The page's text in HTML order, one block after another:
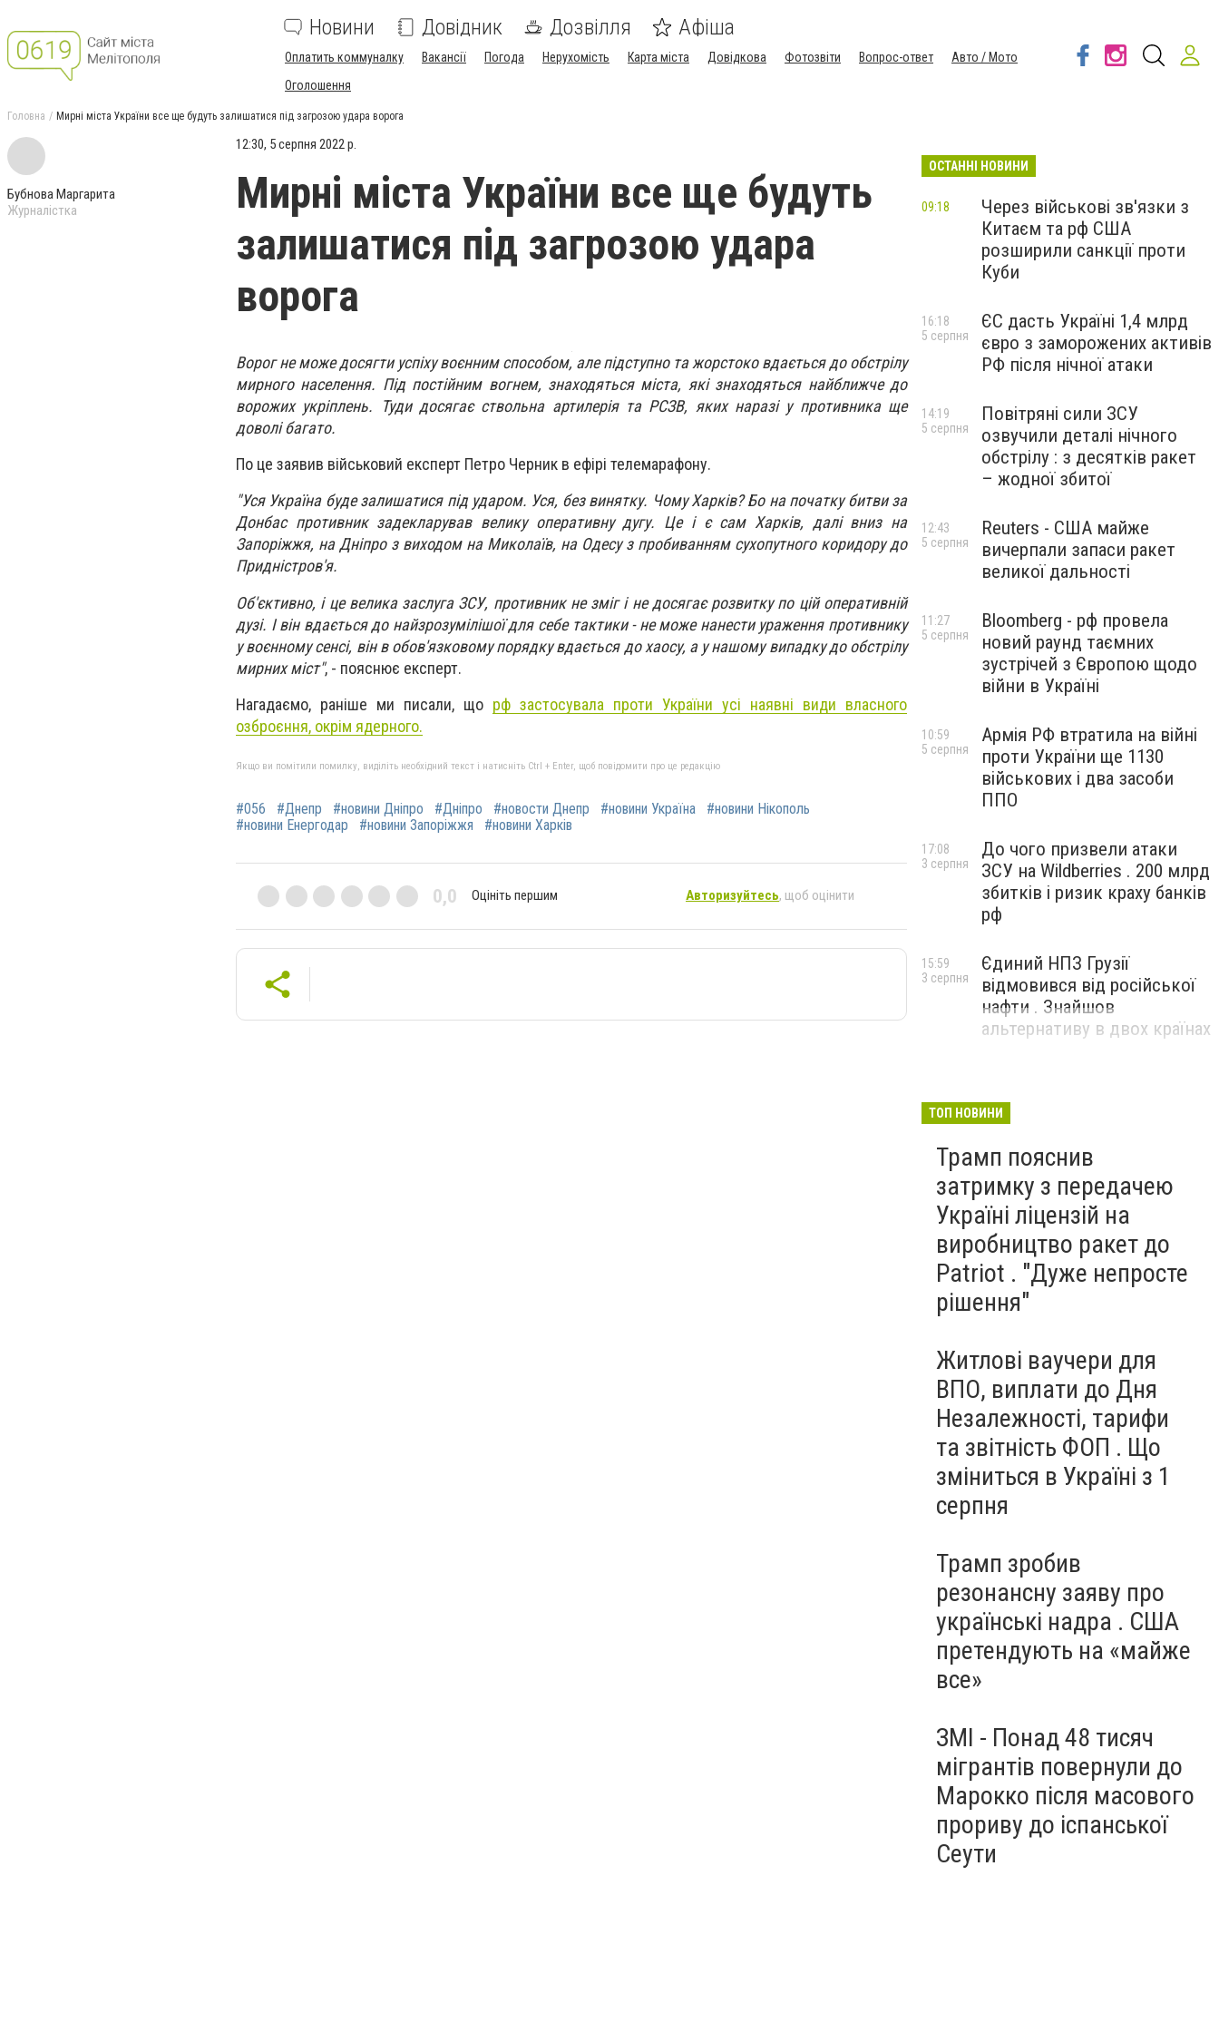
Новини Довідник Дозвілля Афіша
Оплатить коммуналку Вакансії Погода Нерухомість Карта міста Довідкова Фотозвіти Вопрос-ответ
Авто / Мото
Оголошення
Головна Мирні міста України все ще будуть залишатися під загрозою удара ворога
Бубнова Маргарита
Журналістка
12:30, 5 серпня 2022 р.
Мирні міста України все ще будуть
залишатися під загрозою удара
ворога
Ворог не може досягти успіху воєнним способом, але підступно та жорстоко вдається до обстрілу
мирного населення. Під постійним вогнем, знаходяться міста, які знаходяться найближче до
ворожих укріплень. Туди досягає ствольна артилерія та РСЗВ, яких наразі у противника ще
доволі багато.
По це заявив військовий експерт Петро Черник в ефірі телемарафону.
"Уся Україна буде залишатися під ударом. Уся, без винятку. Чому Харків? Бо на початку битви за
Донбас противник задекларував велику оперативну дугу. Це і є сам Харків, далі вниз на
Запоріжжя, на Дніпро з виходом на Миколаїв, на Одесу з пробиванням сухопутного коридору до
Придністров'я.
Об'єктивно, і це велика заслуга ЗСУ, противник не зміг і не досягає розвитку по цій оперативній
дузі. І він вдається до найзрозумілішої для себе тактики - не може нанести ураження противнику
у воєнному сенсі, він в обов'язковому порядку вдається до хаосу, а у нашому випадку до обстрілу
мирних міст", - пояснює експерт.
Нагадаємо, раніше ми писали, що рф застосувала проти України усі наявні види власного
озброєння, окрім ядерного.
Якщо ви помітили помилку, виділіть необхідний текст і натисніть Ctrl + Enter, щоб повідомити про це редакцію
#056 #Днепр #новини Дніпро #Дніпро #новости Днепр #новини Україна
#новини Нікополь
#новини Енергодар
#новини Запоріжжя #новини Харків
0,0 Оцініть першим Авторизуйтесь, щоб оцінити
ОСТАННІ НОВИНИ
Через військові зв'язки з
Китаєм та рф США
розширили санкції проти
Куби
09:18
ЄС дасть Україні 1,4 млрд
євро з заморожених активів
РФ після нічної атаки
16:18
5 серпня
Повітряні сили ЗСУ
озвучили деталі нічного
обстрілу : з десятків ракет
– жодної збитої
14:19
5 серпня
Reuters - США майже
вичерпали запаси ракет
великої дальності
12:43
5 серпня
Bloomberg - рф провела
новий раунд таємних
зустрічей з Європою щодо
війни в Україні
11:27
5 серпня
Армія РФ втратила на війні
проти України ще 1130
військових і два засоби
ППО
10:59
5 серпня
До чого призвели атаки
ЗСУ на Wildberries . 200 млрд
збитків і ризик краху банків
рф
17:08
3 серпня
Єдиний НПЗ Грузії
відмовився від російської
нафти . Знайшов
альтернативу в двох країнах
15:59
3 серпня
ТОП НОВИНИ
Трамп пояснив
затримку з передачею
Україні ліцензій на
виробництво ракет до
Patriot . "Дуже непросте
рішення"
Житлові ваучери для
ВПО, виплати до Дня
Незалежності, тарифи
та звітність ФОП . Що
зміниться в Україні з 1
серпня
Трамп зробив
резонансну заяву про
українські надра . США
претендують на «майже
все»
ЗМІ - Понад 48 тисяч
мігрантів повернули до
Марокко після масового
прориву до іспанської
Сеути